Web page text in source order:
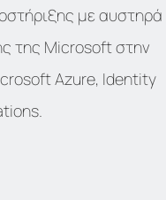
με αυστηρά
της Microsoft στην
Azure, Identity